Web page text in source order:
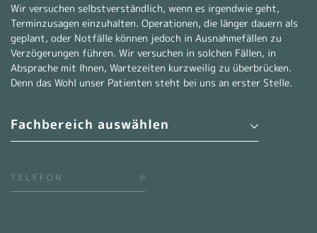
Wir versuchen selbstverständlich, wenn es irgendwie geht,
Terminzusagen einzuhalten. Operationen, die länger dauern als
geplant, oder Notfälle können jedoch in Ausnahmefällen zu
Verzögerungen führen. Wir versuchen in solchen Fällen, in
Absprache mit Ihnen, Wartezeiten kurzweilig zu überbrücken.
Denn das Wohl unser Patienten steht bei uns an erster Stelle.
Wählen Sie einen Fachbereich aus
TELEFON